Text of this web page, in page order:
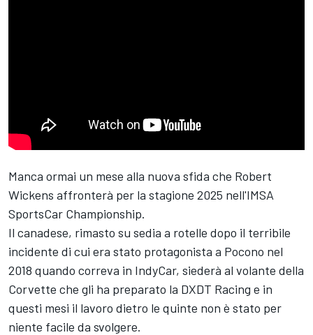
Manca ormai un mese alla nuova sfida che Robert
Wickens affronterà per la stagione 2025 nell'IMSA
SportsCar Championship.
Il canadese, rimasto su sedia a rotelle dopo il terribile
incidente di cui era stato protagonista a Pocono nel
2018 quando correva in IndyCar, siederà al volante della
Corvette che gli ha preparato la DXDT Racing e in
questi mesi il lavoro dietro le quinte non è stato per
niente facile da svolgere.